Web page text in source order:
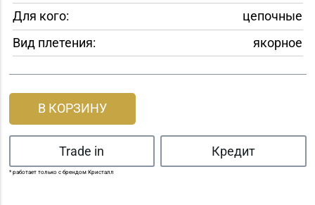
Для кого:
цепочные
Вид плетения:
якорное
В КОРЗИНУ
Trade in Кредит
* работает только с брендом Кристалл